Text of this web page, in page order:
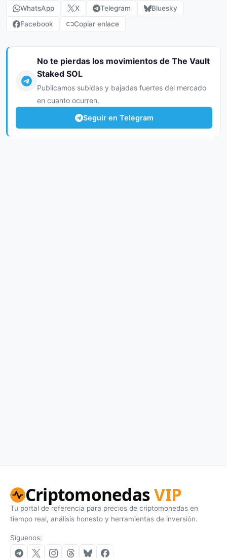
WhatsApp X Telegram
Bluesky
Facebook
Copiar enlace
No te pierdas los movimientos de The Vault
Staked SOL
Publicamos subidas y bajadas fuertes del mercado
en cuanto ocurren.
Seguir en Telegram
CriptomonedasVIP
Tu portal de referencia para precios de criptomonedas en
tiempo real, análisis honesto y herramientas de inversión.
Síguenos: